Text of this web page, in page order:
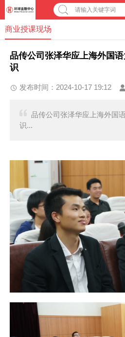
请输入关键字词
商业授课现场
品传公司张泽华应上海外国
识
发布时间：2024-10-17 19:12
品传公司张泽华应上海外国
识...